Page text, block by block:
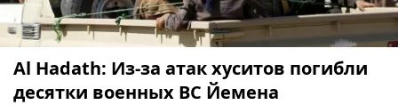
Al Hadath: Из-за атак хуситов погибли
десятки военных ВС Йемена